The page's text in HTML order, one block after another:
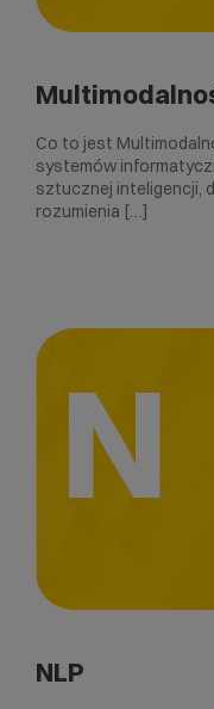
Co to jest
systemów
sztucznej inteligencji,
rozumienia […]
N
NLP